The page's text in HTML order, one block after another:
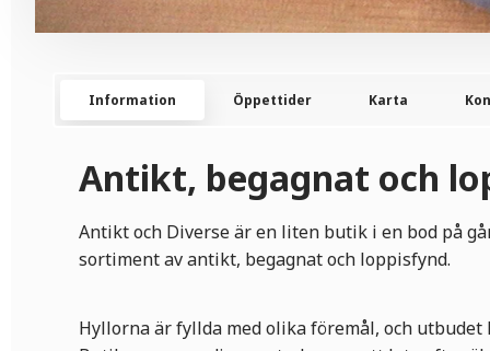
Information Öppettider Karta
Antikt, begagnat och
Antikt och Diverse är en liten butik i en bod på
sortiment av antikt, begagnat och loppisfynd.
Hyllorna är fyllda med olika föremål, och utbudet